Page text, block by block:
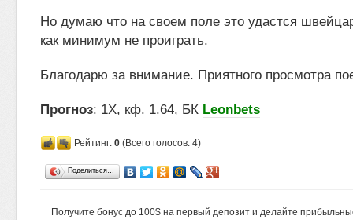
Но думаю что на своем поле это удастся
как минимум не проиграть.
Благодарю за внимание. Приятного просмотра
Прогноз: 1Х, кф. 1.64, БК Leonbets
Рейтинг: 0 (Всего голосов: 4)
Поделиться…
Получите бонус до 100$ на первый депозит и делайте